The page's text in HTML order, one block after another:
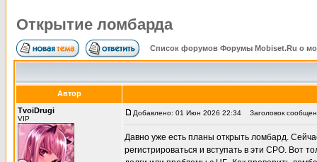
Открытие ломбарда
Список форумов Форумы Mobiset.Ru о
Автор
TvoiDrugi
VIP
Добавлено: 01 Июн 2026 22:34 Заголовок
Давно уже есть планы открыть ломбард.
регистрироваться и вступать в эти СРО. Вот